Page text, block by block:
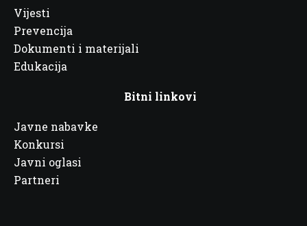
Vijesti
Prevencija
Dokumenti i materijali
Edukacija
Bitni linkovi
Javne nabavke
Konkursi
Javni oglasi
Partneri